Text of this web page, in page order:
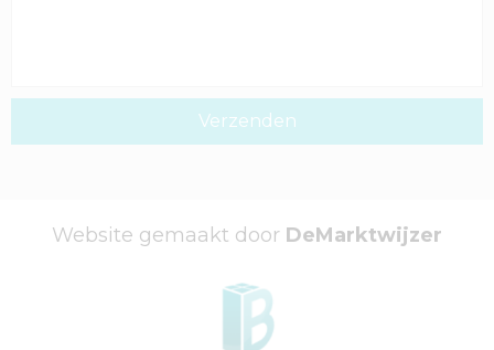
Website gemaakt door DeMarktwijzer